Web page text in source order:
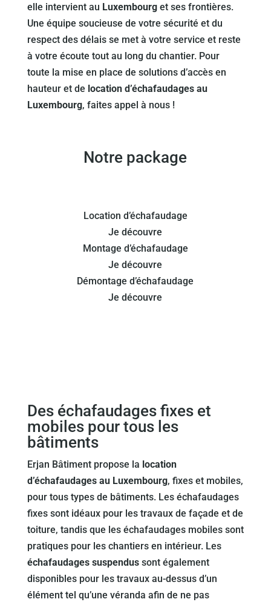
elle intervient au Luxembourget ses frontières.
Une équipe soucieuse de votre sécurité et du
respect des délais se met à votre service et reste
à votre écoute tout au long du chantier. Pour
toute la mise en place de solutions d’accès en
hauteur et de location d’échafaudages au
Luxembourg, faites appel à nous !
Notre package
Location d’échafaudage
Je découvre
Montage d’échafaudage
Je découvre
Démontage d’échafaudage
Je découvre
Des échafaudages fixes et
mobiles pour tous les
bâtiments
Erjan Bâtiment propose la location
d’échafaudages au Luxembourg, fixes et mobiles,
pour tous types de bâtiments. Les échafaudages
fixes sont idéaux pour les travaux de façade et de
toiture, tandis que les échafaudages mobiles sont
pratiques pour les chantiers en intérieur. Les
échafaudages suspendussont également
disponibles pour les travaux au-dessus d’un
élément tel qu’une véranda afin de ne pas